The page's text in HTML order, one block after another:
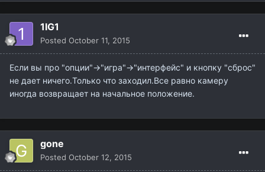
1IG1
Posted October 11, 2015
Если вы про "опции"->"игра"->"интерфейс" и кнопку "сброс"
не дает ничего.Только что заходил.Все равно камеру
иногда возвращает на начальное положение.
gone
Posted October 12, 2015